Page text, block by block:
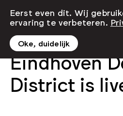
Eindhoven
District is
Eerst even dit. Wij
ervaring te verbeteren.
Oke, duidelijk